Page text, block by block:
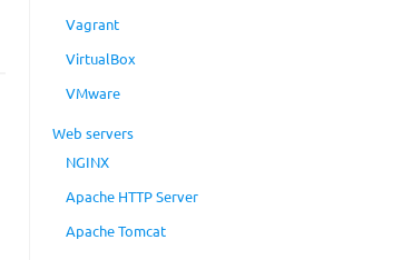
Vagrant
VirtualBox
VMware
Web servers
NGINX
Apache HTTP Server
Apache Tomcat